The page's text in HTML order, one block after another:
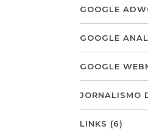
GOOGLE
GOOGLE
GOOGLE
JORNALISMO
LINKS (6)